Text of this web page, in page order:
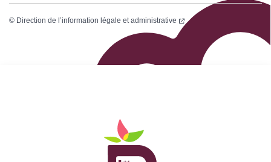
© Direction de l’information légale et administrative